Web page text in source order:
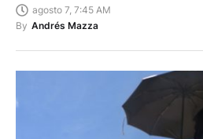
agosto 7, 7:45 AM
By Andrés Mazza